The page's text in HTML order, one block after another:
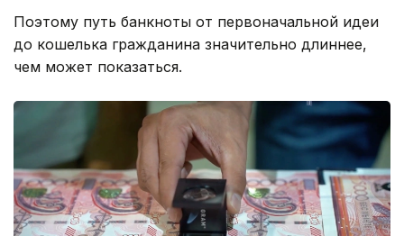
Поэтому путь банкноты от первоначальной идеи
до кошелька гражданина значительно длиннее,
чем может показаться.